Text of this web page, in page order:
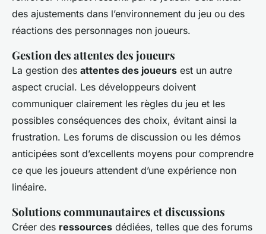
des ajustements dans l’environnement du jeu ou des
réactions des personnages non joueurs.
Gestion des attentes des joueurs
La gestion des attentes des joueurs est un autre
aspect crucial. Les développeurs doivent
communiquer clairement les règles du jeu et les
possibles conséquences des choix, évitant ainsi la
frustration. Les forums de discussion ou les démos
anticipées sont d’excellents moyens pour comprendre
ce que les joueurs attendent d’une expérience non
linéaire.
Solutions communautaires et discussions
Créer des ressources dédiées, telles que des forums